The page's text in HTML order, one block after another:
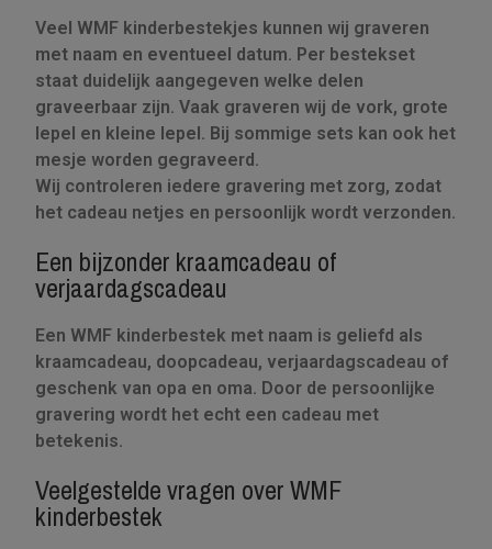
Veel WMF kinderbestekjes kunnen wij graveren
met naam en eventueel datum. Per bestekset
staat duidelijk aangegeven welke delen
graveerbaar zijn. Vaak graveren wij de vork, grote
lepel en kleine lepel. Bij sommige sets kan ook het
mesje worden gegraveerd.
Wij controleren iedere gravering met zorg, zodat
het cadeau netjes en persoonlijk wordt verzonden.
Een bijzonder kraamcadeau of
verjaardagscadeau
Een WMF kinderbestek met naam is geliefd als
kraamcadeau, doopcadeau, verjaardagscadeau of
geschenk van opa en oma. Door de persoonlijke
gravering wordt het echt een cadeau met
betekenis.
Veelgestelde vragen over WMF
kinderbestek